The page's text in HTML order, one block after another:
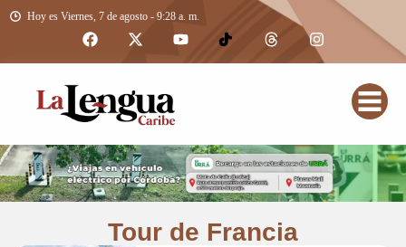
Hoy es Viernes, 7 de agosto - 9:28 a. m.
Tour de Francia